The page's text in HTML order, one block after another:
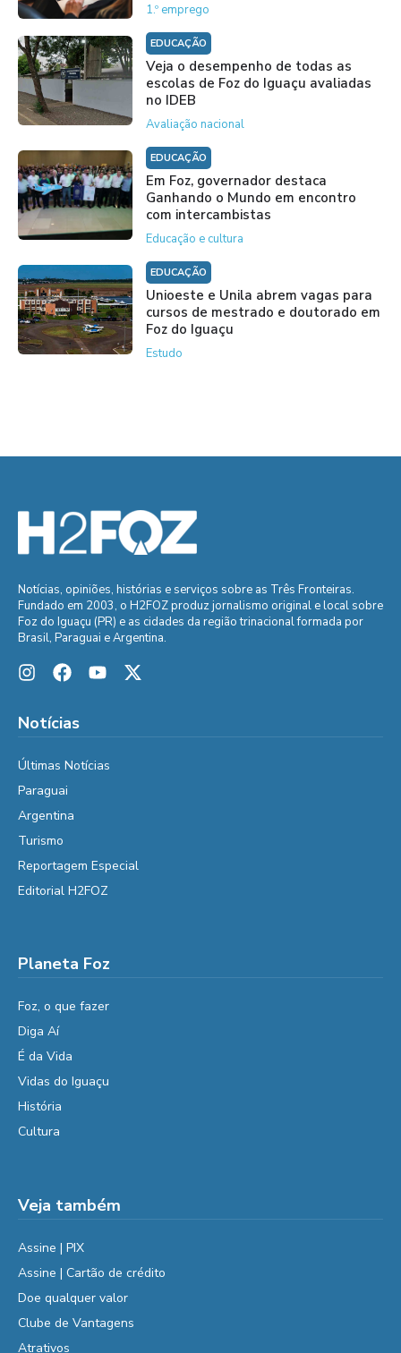
1.º emprego
EDUCAÇÃO
Veja o desempenho de todas as
escolas de Foz do Iguaçu avaliadas
no IDEB
Avaliação nacional
EDUCAÇÃO
Em Foz, governador destaca
Ganhando o Mundo em encontro
com intercambistas
Educação e cultura
EDUCAÇÃO
Unioeste e Unila abrem vagas para
cursos de mestrado e doutorado em
Foz do Iguaçu
Estudo
Notícias, opiniões, histórias e serviços sobre as Três Fronteiras.
Fundado em 2003, o H2FOZ produz jornalismo original e local sobre
Foz do Iguaçu (PR) e as cidades da região trinacional formada por
Brasil, Paraguai e Argentina.
Notícias
Últimas Notícias
Paraguai
Argentina
Turismo
Reportagem Especial
Editorial H2FOZ
Planeta Foz
Foz, o que fazer
Diga Aí
É da Vida
Vidas do Iguaçu
História
Cultura
Veja também
Assine | PIX
Assine | Cartão de crédito
Doe qualquer valor
Clube de Vantagens
Atrativos